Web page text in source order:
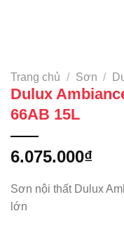
Trang chủ / Sơn /
Dulux
66AB 15L
6.075.000₫
Sơn nội thất Dulux
lớn